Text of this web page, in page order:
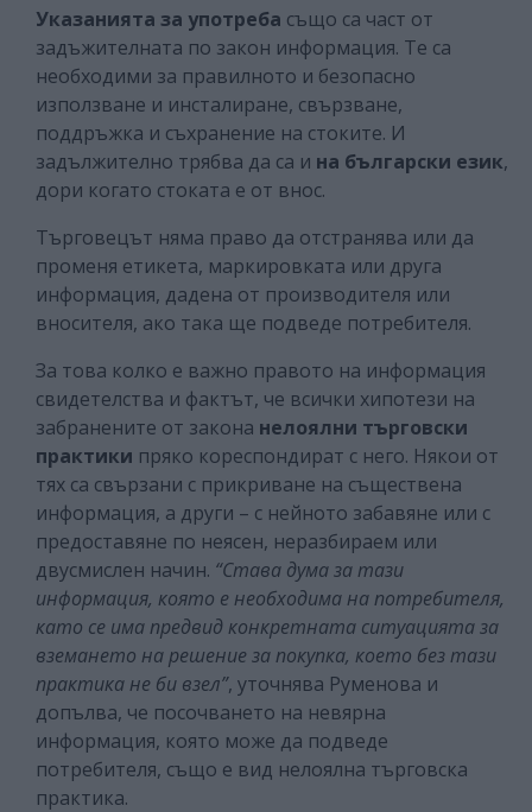
Указанията за употреба също са част от
задъжителната по закон информация. Те са
необходими за правилното и безопасно
използване и инсталиране, свързване,
поддръжка и съхранение на стоките. И
задължително трябва да са и на български език,
дори когато стоката е от внос.
Търговецът няма право да отстранява или да
променя етикета, маркировката или друга
информация, дадена от производителя или
вносителя, ако така ще подведе потребителя.
За това колко е важно правото на информация
свидетелства и фактът, че всички хипотези на
забранените от закона нелоялни търговски
практики пряко кореспондират с него. Някои от
тях са свързани с прикриване на съществена
информация, а други – с нейното забавяне или с
предоставяне по неясен, неразбираем или
двусмислен начин. “Става дума за тази
информация, която е необходима на потребителя,
като се има предвид конкретната ситуацията за
вземането на решение за покупка, което без тази
практика не би взел”, уточнява Руменова и
допълва, че посочването на невярна
информация, която може да подведе
потребителя, също е вид нелоялна търговска
практика.